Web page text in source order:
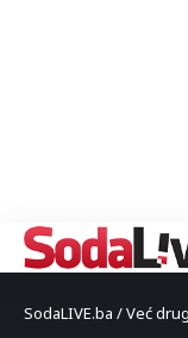
SodaLIVE.ba / Već